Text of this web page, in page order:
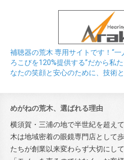
補聴器の荒木 専用サイトです！“
ろこびを120%提供する”だから私
なたの笑顔と安心のために、技術
めがねの荒木、選ばれる理由
横須賀・三浦の地で半世紀を超え
木は地域密着の眼鏡専門店として
たちが創業以来変わらず大切にし